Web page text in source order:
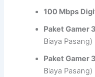
100 Mbps
Paket Gamer
Biaya Pasang)
Paket Gamer
Biaya Pasang)